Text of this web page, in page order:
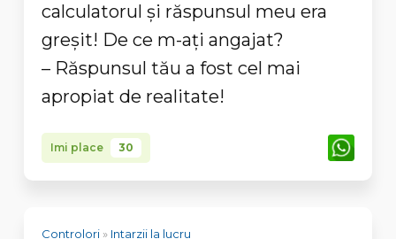
calculatorul şi răspunsul meu era
greşit! De ce m-aţi angajat?
– Răspunsul tău a fost cel mai
apropiat de realitate!
Imi place 30
Controlori» Intarzii la lucru